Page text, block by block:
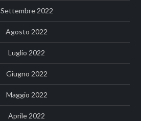
Settembre 2022
Agosto 2022
Luglio 2022
Giugno 2022
Maggio 2022
Aprile 2022